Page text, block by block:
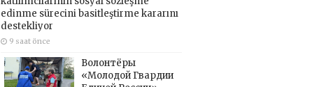
edinme sürecini basitleştirme kararını
destekliyor
9 saat önce
Волонтёры
«Молодой Гвардии